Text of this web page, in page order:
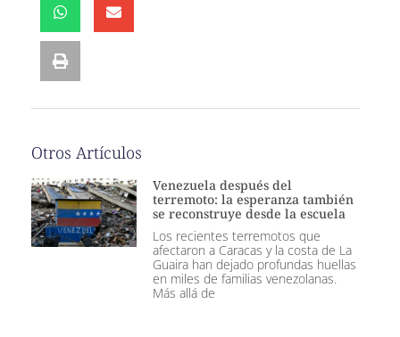
Otros Artículos
Venezuela después del
terremoto: la esperanza también
se reconstruye desde la escuela
Los recientes terremotos que
afectaron a Caracas y la costa de La
Guaira han dejado profundas huellas
en miles de familias venezolanas.
Más allá de